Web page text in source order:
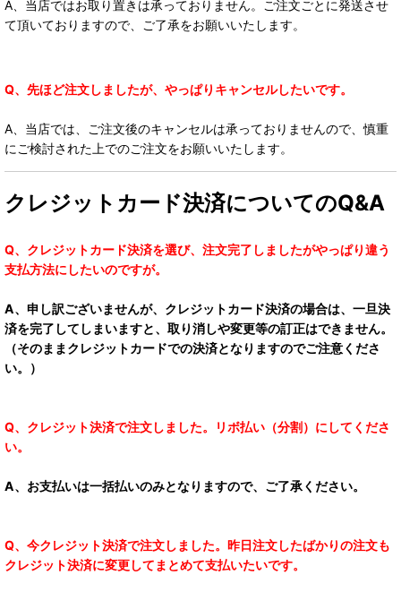
A、当店ではお取り置きは承っておりません。ご注文ごとに発送させ
て頂いておりますので、ご了承をお願いいたします。
Q、先ほど注文しましたが、やっぱりキャンセルしたいです。
A、当店では、ご注文後のキャンセルは承っておりませんので、慎重
にご検討された上でのご注文をお願いいたします。
クレジットカード決済についてのQ&A
Q、クレジットカード決済を選び、注文完了しましたがやっぱり違う
支払方法にしたいのですが。
A、申し訳ございませんが、クレジットカード決済の場合は、一旦決
済を完了してしまいますと、取り消しや変更等の訂正はできません。
（そのままクレジットカードでの決済となりますのでご注意くださ
い。）
Q、クレジット決済で注文しました。リボ払い（分割）にしてくださ
い。
A、お支払いは一括払いのみとなりますので、ご了承ください。
Q、今クレジット決済で注文しました。昨日注文したばかりの注文も
クレジット決済に変更してまとめて支払いたいです。